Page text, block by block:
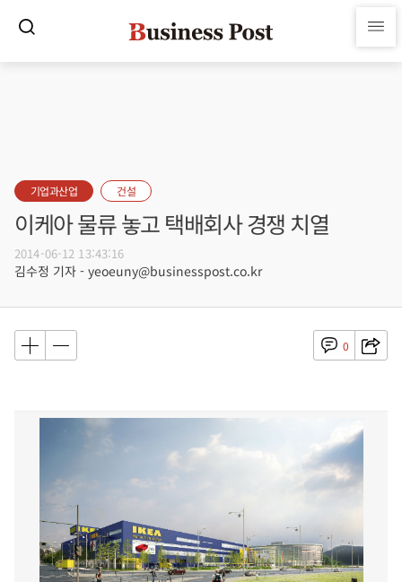
기업과산업 건설
이케아 물류 놓고 택배회사 경쟁 치열
2014-06-12 13:43:16
김수정 기자 - yeoeuny@businesspost.co.kr
0